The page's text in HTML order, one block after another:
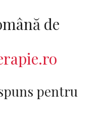
de
pentru